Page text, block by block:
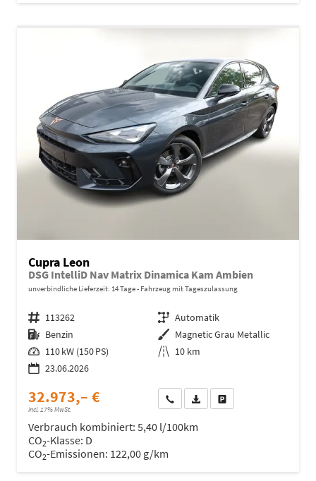
Cupra Leon
DSG IntelliD Nav Matrix Dinamica Kam Ambien
unverbindliche Lieferzeit: 14 Tage Fahrzeug mit Tageszulassung
Fahrzeugnr. 113262 Getriebe Automatik
Kraftstoff Benzin Außenfarbe Magnetic Grau Metallic
Leistung 110 kW (150 PS) Kilometerstand 10 km
23.06.2026
32.973,– €
incl. 17% MwSt.
Wir rufen Sie anFahrzeugexposé (PDF)
Verbrauch kombiniert: 5,40 l/100km
CO2-Klasse: D
CO2-Emissionen: 122,00 g/km